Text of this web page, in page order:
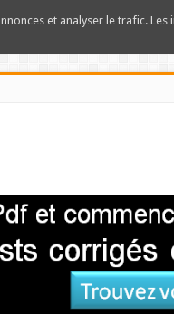
et analyser le trafic.